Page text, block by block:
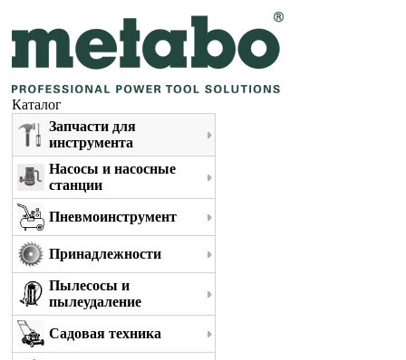
Каталог
Запчасти для
инструмента
Насосы и насосные
станции
Пневмоинструмент
Принадлежности
Пылесосы и
пылеудаление
Садовая техника